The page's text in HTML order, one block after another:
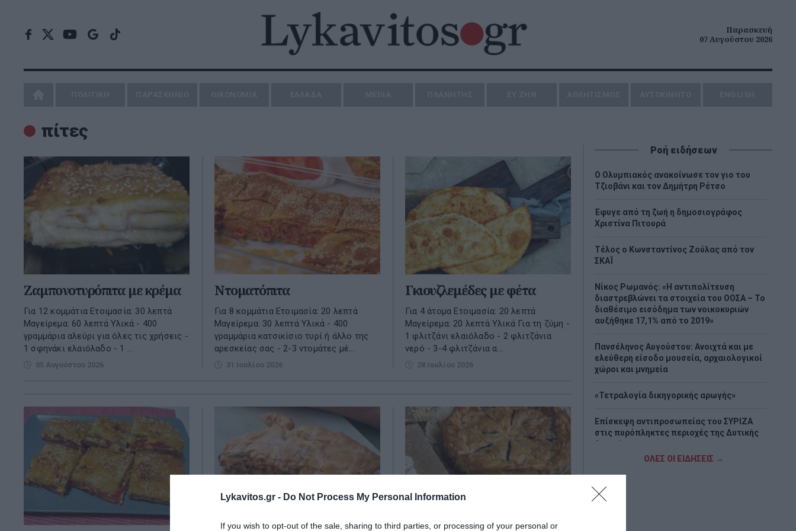
Lykavitos.gr - Do Not Process My Personal Information
If you wish to opt-out of the sale, sharing to third parties, or processing of your personal or
Παρασκευή
07 Αυγούστου 2026
πίτες
Ζαμπονοτυρόπιτα με κρέμα
Για 12 κομμάτια Ετοιμασία: 30 λεπτά
Μαγείρεμα: 60 λεπτά Υλικά - 400
γραμμάρια αλεύρι για όλες τις χρήσεις -
1 σφηνάκι ελαιόλαδο - 1 ...
05 Αυγούστου 2026
Ντοματόπιτα
Για 8 κομμάτια Ετοιμασία: 20 λεπτά
Μαγείρεμα: 30 λεπτά Υλικά - 400
γραμμάρια κατσικίσιο τυρί ή άλλο της
αρεσκείας σας - 2-3 ντομάτες μέ...
31 Ιουλίου 2026
Γκιουζλεμέδες με φέτα
Για 4 άτομα Ετοιμασία: 20 λεπτά
Μαγείρεμα: 20 λεπτά Υλικά Για τη ζύμη -
1 φλιτζάνι ελαιόλαδο - 2 φλιτζάνια
νερό - 3-4 φλιτζάνια α...
28 Ιουλίου 2026
Ροή ειδήσεων
O Ολυμπιακός ανακοίνωσε τον γιο του
Τζιοβάνι και τον Δημήτρη Ρέτσο
Έφυγε από τη ζωή η δημοσιογράφος
Χριστίνα Πιτουρά
Τέλος ο Κωνσταντίνος Ζούλας από τον
ΣΚΑΪ
Νίκος Ρωμανός: «Η αντιπολίτευση
διαστρεβλώνει τα στοιχεία του ΟΟΣΑ – Το
διαθέσιμο εισόδημα των νοικοκυριών
αυξήθηκε 17,1% από το 2019»
Πανσέληνος Αυγούστου: Ανοιχτά και με
ελεύθερη είσοδο μουσεία, αρχαιολογικοί
χώροι και μνημεία
«Τετραλογία δικηγορικής αρωγής»
Επίσκεψη αντιπροσωπείας του ΣΥΡΙΖΑ
στις πυρόπληκτες περιοχές της Δυτικής
Αττικής
ΟΛΕΣ ΟΙ ΕΙΔΗΣΕΙΣ →